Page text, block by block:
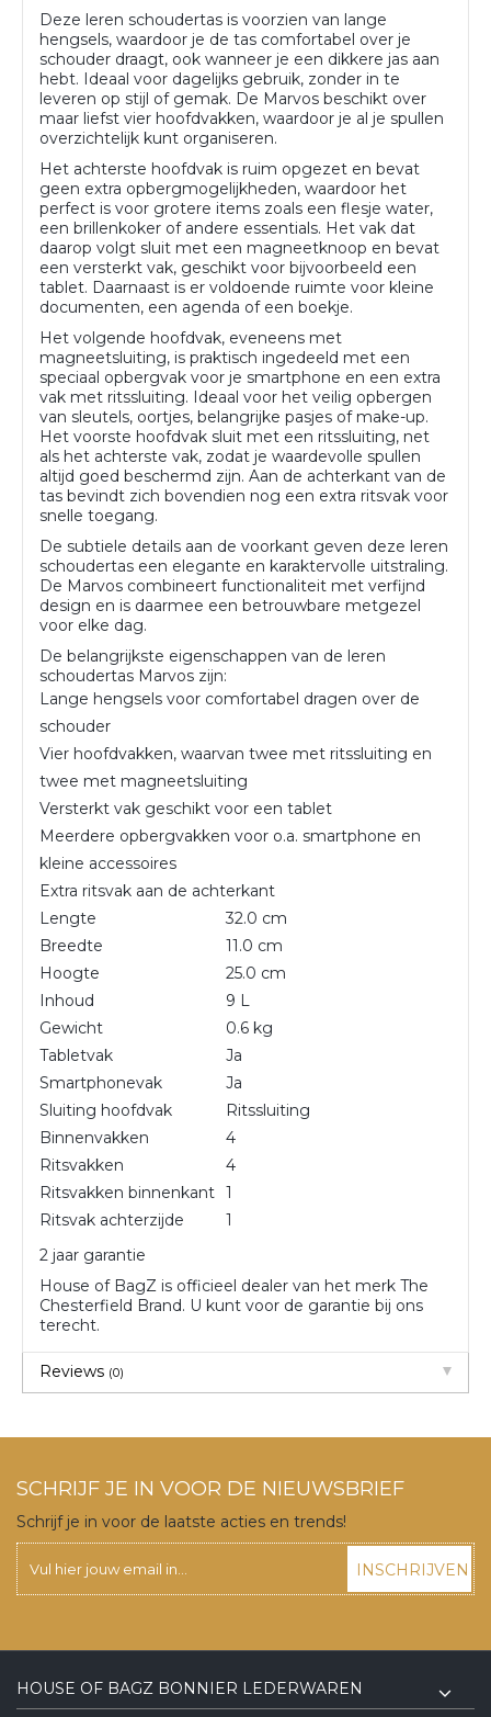
Deze leren schoudertas is voorzien van lange
hengsels, waardoor je de tas comfortabel over je
schouder draagt, ook wanneer je een dikkere jas aan
hebt. Ideaal voor dagelijks gebruik, zonder in te
leveren op stijl of gemak. De Marvos beschikt over
maar liefst vier hoofdvakken, waardoor je al je spullen
overzichtelijk kunt organiseren.
Het achterste hoofdvak is ruim opgezet en bevat
geen extra opbergmogelijkheden, waardoor het
perfect is voor grotere items zoals een flesje water,
een brillenkoker of andere essentials. Het vak dat
daarop volgt sluit met een magneetknoop en bevat
een versterkt vak, geschikt voor bijvoorbeeld een
tablet. Daarnaast is er voldoende ruimte voor kleine
documenten, een agenda of een boekje.
Het volgende hoofdvak, eveneens met
magneetsluiting, is praktisch ingedeeld met een
speciaal opbergvak voor je smartphone en een extra
vak met ritssluiting. Ideaal voor het veilig opbergen
van sleutels, oortjes, belangrijke pasjes of make-up.
Het voorste hoofdvak sluit met een ritssluiting, net
als het achterste vak, zodat je waardevolle spullen
altijd goed beschermd zijn. Aan de achterkant van de
tas bevindt zich bovendien nog een extra ritsvak voor
snelle toegang.
De subtiele details aan de voorkant geven deze leren
schoudertas een elegante en karaktervolle uitstraling.
De Marvos combineert functionaliteit met verfijnd
design en is daarmee een betrouwbare metgezel
voor elke dag.
De belangrijkste eigenschappen van de leren
schoudertas Marvos zijn:
Lange hengsels voor comfortabel dragen over de
schouder
Vier hoofdvakken, waarvan twee met ritssluiting en
twee met magneetsluiting
Versterkt vak geschikt voor een tablet
Meerdere opbergvakken voor o.a. smartphone en
kleine accessoires
Extra ritsvak aan de achterkant
Lengte
32.0 cm
Breedte
11.0 cm
Hoogte
25.0 cm
Inhoud
9 L
Gewicht
0.6 kg
Tabletvak
Ja
Smartphonevak
Ja
Sluiting hoofdvak
Ritssluiting
Binnenvakken
4
Ritsvakken
4
Ritsvakken binnenkant 1
Ritsvak achterzijde
1
2 jaar garantie
House of BagZ is officieel dealer van het merk The
Chesterfield Brand. U kunt voor de garantie bij ons
terecht.
Reviews (0)
SCHRIJF JE IN VOOR DE NIEUWSBRIEF
Schrijf je in voor de laatste acties en trends!
INSCHRIJVEN
HOUSE OF BAGZ BONNIER LEDERWAREN